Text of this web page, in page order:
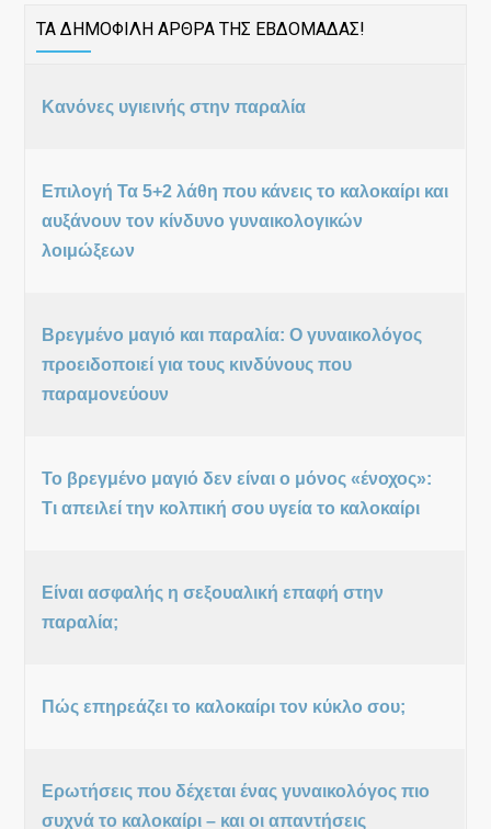
ΤΑ ΔΗΜΟΦΙΛΗ ΑΡΘΡΑ ΤΗΣ ΕΒΔΟΜΑΔΑΣ!
Κανόνες υγιεινής στην παραλία
Επιλογή Τα 5+2 λάθη που κάνεις το καλοκαίρι και
αυξάνουν τον κίνδυνο γυναικολογικών
λοιμώξεων
Βρεγμένο μαγιό και παραλία: Ο γυναικολόγος
προειδοποιεί για τους κινδύνους που
παραμονεύουν
Το βρεγμένο μαγιό δεν είναι ο μόνος «ένοχος»:
Τι απειλεί την κολπική σου υγεία το καλοκαίρι
Είναι ασφαλής η σεξουαλική επαφή στην
παραλία;
Πώς επηρεάζει το καλοκαίρι τον κύκλο σου;
Ερωτήσεις που δέχεται ένας γυναικολόγος πιο
συχνά το καλοκαίρι – και οι απαντήσεις